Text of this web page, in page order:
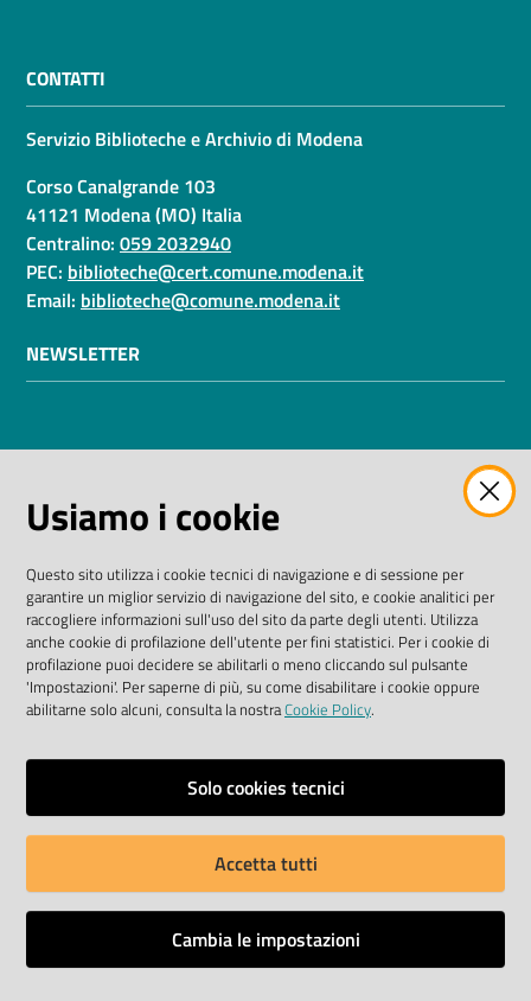
CONTATTI
Servizio Biblioteche e Archivio di Modena
Corso Canalgrande 103
41121 Modena (MO) Italia
Centralino: 059 2032940
PEC: biblioteche@cert.comune.modena.it
Email: biblioteche@comune.modena.it
NEWSLETTER
I dati personali pubblicati sono riutilizzabili solo alle
2003/98/CE e dal D. Lgs. n. 36/2006
SEGUICI SU
Facebook Biblioteche
Instagram
TwitterYouTube
Scarica le app
Dichiarazione di accessibilità
Mappa del sito
Usiamo i cookie
Questo sito utilizza i cookie tecnici di navigazione e di sessione per
garantire un miglior servizio di navigazione del sito, e cookie analitici per
raccogliere informazioni sull'uso del sito da parte degli utenti. Utilizza
anche cookie di profilazione dell'utente per fini statistici. Per i cookie di
profilazione puoi decidere se abilitarli o meno cliccando sul pulsante
'Impostazioni'. Per saperne di più, su come disabilitare i cookie oppure
abilitarne solo alcuni, consulta la nostraCookie Policy.
Solo cookies tecnici
Accetta tutti
Cambia le impostazioni